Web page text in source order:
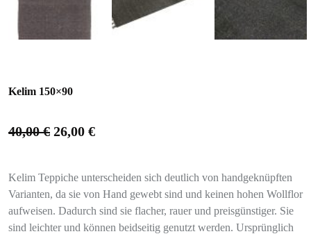
Kelim 150×90
40,00€ 26,00 €
Kelim Teppiche unterscheiden sich deutlich von handgeknüpften
Varianten, da sie von Hand gewebt sind und keinen hohen Wollflor
aufweisen. Dadurch sind sie flacher, rauer und preisgünstiger. Sie
sind leichter und können beidseitig genutzt werden. Ursprünglich